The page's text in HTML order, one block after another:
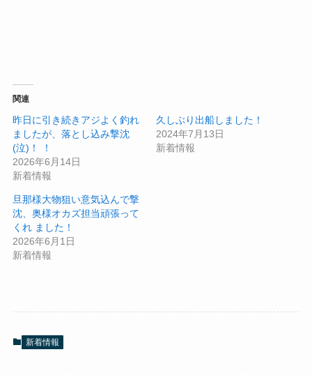
関連
昨日に引き続きアジよく釣れ
ましたが、落とし込み撃沈
(泣)！ ！
2026年6月14日
新着情報
久しぶり出船しました！
2024年7月13日
新着情報
旦那様大物狙い意気込んで撃
沈、奥様オカズ担当頑張って
くれ ました！
2026年6月1日
新着情報
新着情報